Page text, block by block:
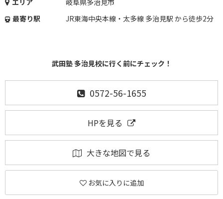
最寄り駅
JR東海中央本線・太多線 多治見駅 から徒歩2分
武田塾 多治見校に行く前にチェック！
0572-56-1655
HPを見る
大きな地図で見る
お気に入りに追加